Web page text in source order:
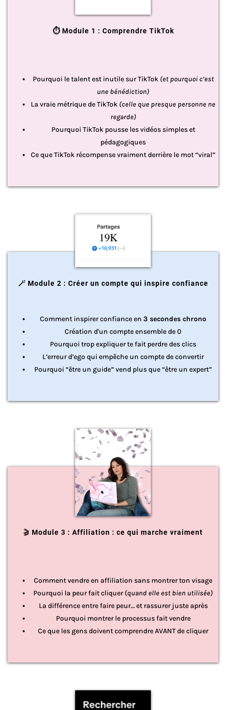
⏱️ Module 1 : Comprendre TikTok
Pourquoi le talent est inutile sur TikTok (et pourquoi c’est
une bénédiction)
La vraie métrique de TikTok (celle que presque personne ne
regarde)
Pourquoi TikTok pousse les vidéos simples et
pédagogiques
Ce que TikTok récompense vraiment derrière le mot “viral”
🪄 Module 2 : Créer un compte qui inspire confiance
Comment inspirer confiance en 3 secondes chrono
Création d'un compte ensemble de 0
Pourquoi trop expliquer te fait perdre des clics
L’erreur d’ego qui empêche un compte de convertir
Pourquoi “être un guide” vend plus que “être un expert”
🎬 Module 3 : Affiliation : ce qui marche vraiment
Comment vendre en affiliation sans montrer ton visage
Pourquoi la peur fait cliquer (quand elle est bien utilisée)
La différence entre faire peur… et rassurer juste après
Pourquoi montrer le processus fait vendre
Ce que les gens doivent comprendre AVANT de cliquer